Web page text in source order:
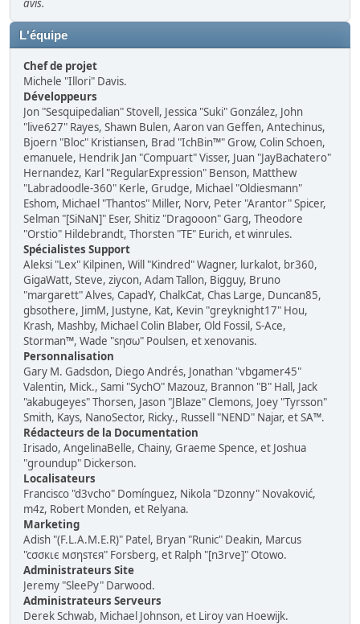
avis.
L'équipe
Chef de projet
Michele "Illori" Davis.
Développeurs
Jon "Sesquipedalian" Stovell, Jessica "Suki" González, John
"live627" Rayes, Shawn Bulen, Aaron van Geffen, Antechinus,
Bjoern "Bloc" Kristiansen, Brad "IchBin™" Grow, Colin Schoen,
emanuele, Hendrik Jan "Compuart" Visser, Juan "JayBachatero"
Hernandez, Karl "RegularExpression" Benson, Matthew
"Labradoodle-360" Kerle, Grudge, Michael "Oldiesmann"
Eshom, Michael "Thantos" Miller, Norv, Peter "Arantor" Spicer,
Selman "[SiNaN]" Eser, Shitiz "Dragooon" Garg, Theodore
"Orstio" Hildebrandt, Thorsten "TE" Eurich, et winrules.
Spécialistes Support
Aleksi "Lex" Kilpinen, Will "Kindred" Wagner, lurkalot, br360,
GigaWatt, Steve, ziycon, Adam Tallon, Bigguy, Bruno
"margarett" Alves, CapadY, ChalkCat, Chas Large, Duncan85,
gbsothere, JimM, Justyne, Kat, Kevin "greyknight17" Hou,
Krash, Mashby, Michael Colin Blaber, Old Fossil, S-Ace,
Storman™, Wade "sησω" Poulsen, et xenovanis.
Personnalisation
Gary M. Gadsdon, Diego Andrés, Jonathan "vbgamer45"
Valentin, Mick., Sami "SychO" Mazouz, Brannon "B" Hall, Jack
"akabugeyes" Thorsen, Jason "JBlaze" Clemons, Joey "Tyrsson"
Smith, Kays, NanoSector, Ricky., Russell "NEND" Najar, et SA™.
Rédacteurs de la Documentation
Irisado, AngelinaBelle, Chainy, Graeme Spence, et Joshua
"groundup" Dickerson.
Localisateurs
Francisco "d3vcho" Domínguez, Nikola "Dzonny" Novaković,
m4z, Robert Monden, et Relyana.
Marketing
Adish "(F.L.A.M.E.R)" Patel, Bryan "Runic" Deakin, Marcus
"cσσкιє мσηѕтєя" Forsberg, et Ralph "[n3rve]" Otowo.
Administrateurs Site
Jeremy "SleePy" Darwood.
Administrateurs Serveurs
Derek Schwab, Michael Johnson, et Liroy van Hoewijk.